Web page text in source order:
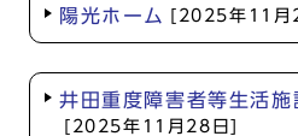
陽光ホーム [2025年11月
井田重度障害者等生活施
[2025年11月28日]